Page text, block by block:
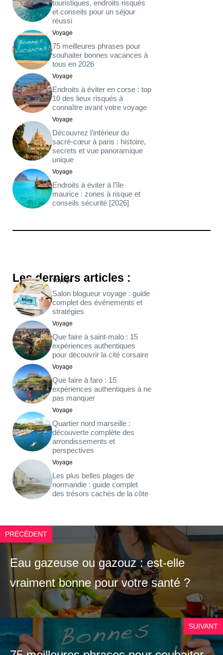
touristiques, endroits risqués
et conseils pour un séjour
réussi
Voyage
75 meilleures phrases pour
souhaiter bonnes vacances à
tous en 2026
Voyage
Endroits à éviter en corse : top
10 des lieux risqués à
connaître avant votre voyage
Voyage
Découvrez l’intérieur du
sacré-cœur à paris : histoire,
secrets et vue panoramique
unique
Voyage
Endroits à éviter à l’île
maurice : zones à risque et
conseils sécurité [2026]
Les derniers articles :
Voyage
Salon blogueur voyage : guide
complet des événements et
stratégies
Voyage
Que faire à saint-malo : 15
expériences authentiques
pour découvrir la cité corsaire
Voyage
Que faire à faro : 15
expériences authentiques à ne
pas manquer
Voyage
Quartier nord marseille :
découverte complète des
arrondissements et
perspectives
Voyage
Les plus belles plages de
normandie : guide complet
des trésors cachés de la côte
PRÉCÉDENT
Eau gazeuse ou gazouz : est-elle
vraiment bonne pour votre santé ?
SUIVANT